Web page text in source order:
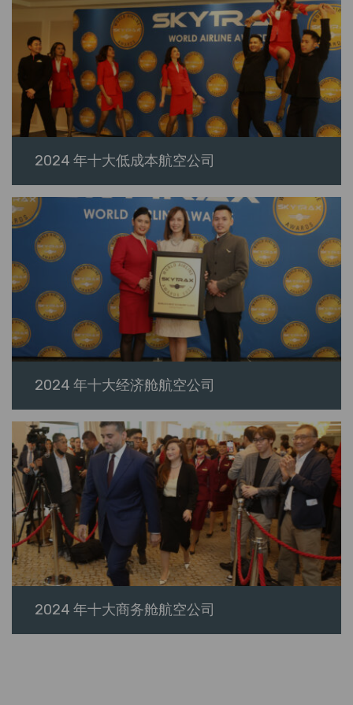
2024 年十大低​​成本航空公司
2024 年十大经济舱航空公司
2024 年十大商务舱航空公司